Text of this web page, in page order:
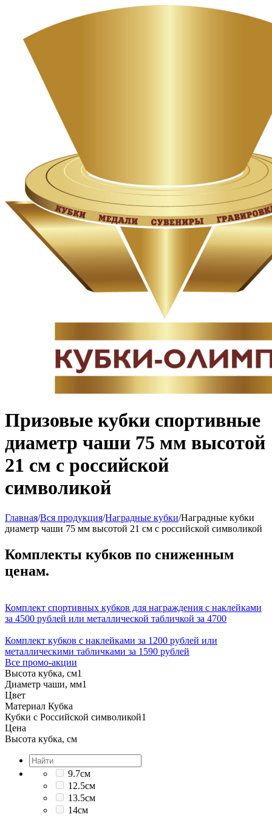
Призовые кубки спортивные
диаметр чаши 75 мм высотой
21 см с российской
символикой
Главная/Вся продукция/Наградные кубки/Наградные кубки
диаметр чаши 75 мм высотой 21 см с российской символикой
Комплекты кубков по сниженным
ценам.
Комплект спортивных кубков для награждения с наклейками
за 4500 рублей или металлической табличкой за 4700
Комплект кубков с наклейками за 1200 рублей или
металлическими табличками за 1590 рублей
Все промо-акции
Высота кубка, см1
Диаметр чаши, мм1
Цвет
Материал Кубка
Кубки с Российской символикой1
Цена
Высота кубка, см
9.7см
12.5см
13.5см
14см